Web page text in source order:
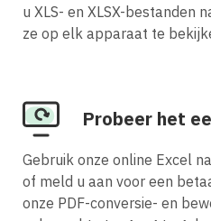
u XLS- en XLSX-bestanden
ze op elk apparaat te
Probeer het
Gebruik onze online Excel
of meld u aan voor een
onze PDF-conversie- en